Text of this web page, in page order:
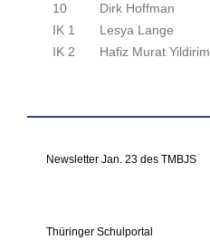
10
Dirk Hoffman
IK 1
Lesya Lange
IK 2
Hafiz Murat Yildirim
Newsletter Jan. 23 des TMBJS
Thüringer Schulportal